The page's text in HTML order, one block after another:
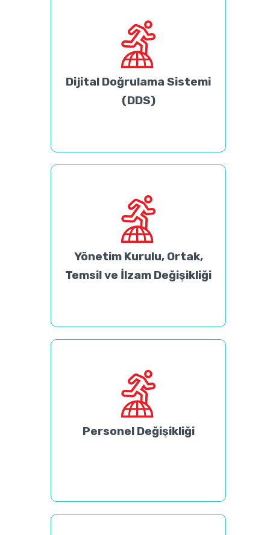
Dijital Doğrulama Sistemi
(DDS)
Yönetim Kurulu, Ortak,
Temsil ve İlzam Değişikliği
Personel Değişikliği